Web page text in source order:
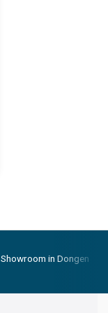
Showroom in Dongen